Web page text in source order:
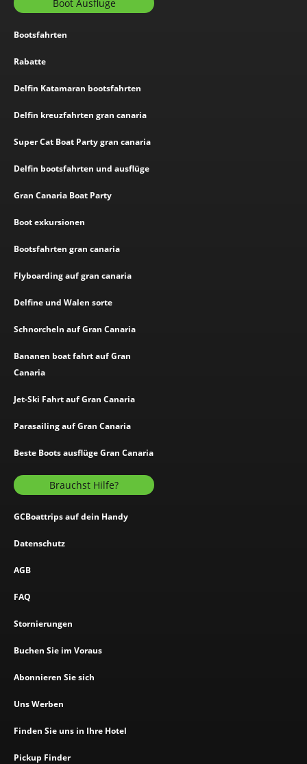
Boot Ausfluge
Bootsfahrten
Rabatte
Delfin Katamaran bootsfahrten
Delfin kreuzfahrten gran canaria
Super Cat Boat Party gran canaria
Delfin bootsfahrten und ausflüge
Gran Canaria Boat Party
Boot exkursionen
Bootsfahrten gran canaria
Flyboarding auf gran canaria
Delfine und Walen sorte
Schnorcheln auf Gran Canaria
Bananen boat fahrt auf Gran
Canaria
Jet-Ski Fahrt auf Gran Canaria
Parasailing auf Gran Canaria
Beste Boots ausflüge Gran Canaria
Brauchst Hilfe?
GCBoattrips auf dein Handy
Datenschutz
AGB
FAQ
Stornierungen
Buchen Sie im Voraus
Abonnieren Sie sich
Uns Werben
Finden Sie uns in Ihre Hotel
Pickup Finder